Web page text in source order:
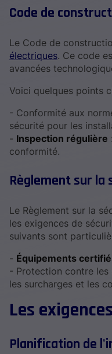
Code de
Le Code de
électriques. Ce code
avancées
Voici quelques points
- Conformité aux
sécurité pour les
- Inspection régulière
conformité.
Règlement sur
Le Règlement sur la
les exigences de
suivants sont
- Équipements
- Protection contre
les surcharges et les
Les
Planification de